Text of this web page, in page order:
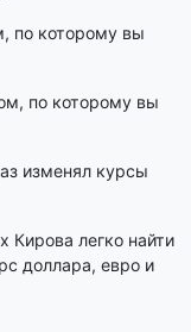
по которому вы
по которому вы
изменял курсы
Кирова легко найти
доллара, евро и